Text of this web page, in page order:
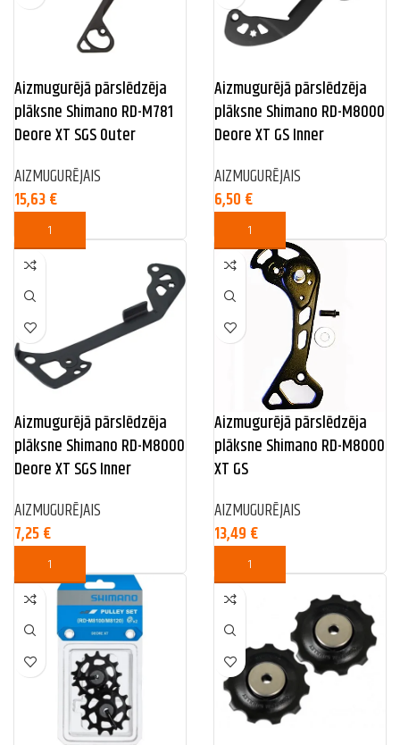
Aizmugurējā pārslēdzēja
plāksne Shimano RD-M781
Deore XT SGS Outer
AIZMUGURĒJAIS
15,63€
Aizmugurējā pārslēdzēja
plāksne Shimano RD-M8000
Deore XT GS Inner
AIZMUGURĒJAIS
6,50 €
Aizmugurējā pārslēdzēja
plāksne Shimano RD-M8000
Deore XT SGS Inner
AIZMUGURĒJAIS
7,25€
Aizmugurējā pārslēdzēja
plāksne Shimano RD-M8000
XT GS
AIZMUGURĒJAIS
13,49 €